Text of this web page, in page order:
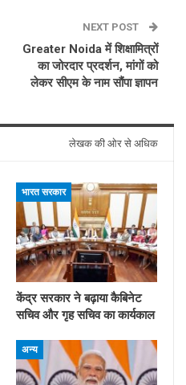
NEXT POST
Greater Noida में शिक्षामित्रों
का जोरदार प्रदर्शन, मांगों को
लेकर सीएम के नाम सौंपा ज्ञापन
लेखक की ओर से अधिक
भारत सरकार
केंद्र सरकार ने बढ़ाया कैबिनेट
सचिव और गृह सचिव का कार्यकाल
अन्य